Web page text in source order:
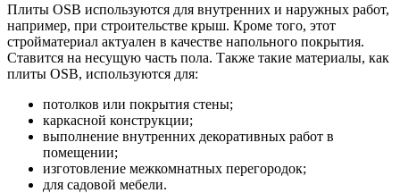
Плиты OSB используются для внутренних и наружных работ,
например, при строительстве крыш. Кроме того, этот
стройматериал актуален в качестве напольного покрытия.
Ставится на несущую часть пола. Также такие материалы, как
плиты OSB, используются для:
потолков или покрытия стены;
каркасной конструкции;
выполнение внутренних декоративных работ в
помещении;
изготовление межкомнатных перегородок;
для садовой мебели.